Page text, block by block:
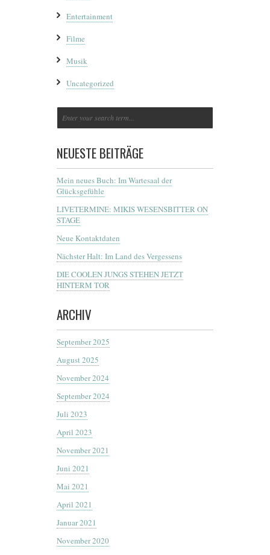
Entertainment
Filme
Musik
Uncategorized
NEUESTE BEITRÄGE
Mein neues Buch: Im Wartesaal der
Glücksgefühle
LIVETERMINE: MIKIS WESENSBITTER ON
STAGE
Neue Kontaktdaten
Nächster Halt: Im Land des Vergessens
DIE COOLEN JUNGS STEHEN JETZT
HINTERM TOR
ARCHIV
September 2025
August 2025
November 2024
September 2024
Juli 2023
April 2023
November 2021
Juni 2021
Mai 2021
April 2021
Januar 2021
November 2020